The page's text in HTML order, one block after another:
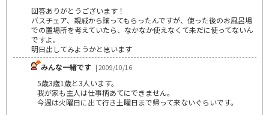
回答ありがとうございます！
バスチェア、親戚から譲ってもらったんですが、使った後のお風呂場
での置場所を考えていたら、なかなか使えなくて未だに使ってないん
ですよ。
明日出してみようかと思います
みんな一緒です | 2009/10/16
5歳3歳1歳と3人います。
我が家も主人は仕事柄あてにできません。
今週は火曜日に出て行き土曜日まで帰って来ないぐらいです。